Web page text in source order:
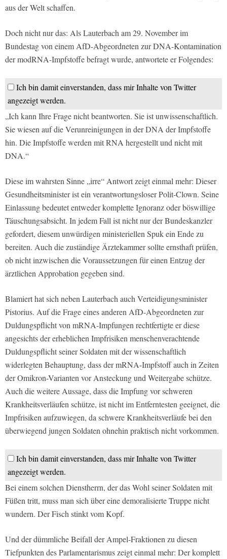
aus der Welt schaffen.
Doch nicht nur das: Als Lauterbach am 29. November im
Bundestag von einem AfD-Abgeordneten zur DNA-Kontamination
der modRNA-Impfstoffe befragt wurde, antwortete er Folgendes:
Ich bin damit einverstanden, dass mir Inhalte von Twitter
angezeigt werden.
„Ich kann Ihre Frage nicht beantworten. Sie ist unwissenschaftlich.
Sie wiesen auf die Verunreinigungen in der DNA der Impfstoffe
hin. Die Impfstoffe werden mit RNA hergestellt und nicht mit
DNA.“
Diese im wahrsten Sinne „irre“ Antwort zeigt einmal mehr: Dieser
Gesundheitsminister ist ein verantwortungsloser Polit-Clown. Seine
Einlassung bedeutet entweder komplette Ignoranz oder böswillige
Täuschungsabsicht. In jedem Fall ist nicht nur der Bundeskanzler
gefordert, diesem unwürdigen ministeriellen Spuk ein Ende zu
bereiten. Auch die zuständige Ärztekammer sollte ernsthaft prüfen,
ob nicht inzwischen die Voraussetzungen für einen Entzug der
ärztlichen Approbation gegeben sind.
Blamiert hat sich neben Lauterbach auch Verteidigungsminister
Pistorius. Auf die Frage eines anderen AfD-Abgeordneten zur
Duldungspflicht von mRNA-Impfungen rechtfertigte er diese
angesichts der erheblichen Impfrisiken menschenverachtende
Duldungspflicht seiner Soldaten mit der wissenschaftlich
widerlegten Behauptung, dass der mRNA-Impfstoff auch in Zeiten
der Omikron-Varianten vor Ansteckung und Weitergabe schütze.
Auch die weitere Aussage, dass die Impfung vor schweren
Krankheitsverläufen schütze, ist nicht im Entferntesten geeignet, die
Impfrisiken aufzuwiegen, da schwere Krankheitsverläufe bei den
überwiegend jungen Soldaten ohnehin praktisch nicht vorkommen.
Ich bin damit einverstanden, dass mir Inhalte von Twitter
angezeigt werden.
Bei einem solchen Dienstherrn, der das Wohl seiner Soldaten mit
Füßen tritt, muss man sich über eine demoralisierte Truppe nicht
wundern. Der Fisch stinkt vom Kopf.
Und der dümmliche Beifall der Ampel-Fraktionen zu diesen
Tiefpunkten des Parlamentarismus zeigt einmal mehr: Der komplett